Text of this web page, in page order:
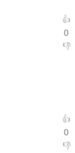
👍
0
👎
👍
0
👎